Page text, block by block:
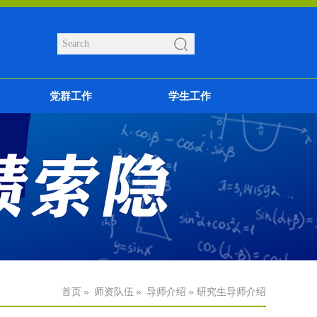
党群工作 学生工作
首页 » 师资队伍 » 导师介绍 » 研究生导师介绍